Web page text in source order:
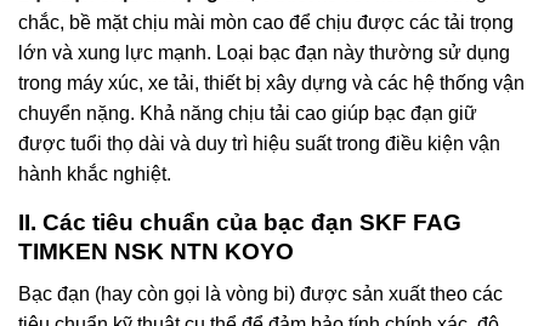
chắc, bề mặt chịu mài mòn cao để chịu được các tải trọng
lớn và xung lực mạnh. Loại bạc đạn này thường sử dụng
trong máy xúc, xe tải, thiết bị xây dựng và các hệ thống vận
chuyển nặng. Khả năng chịu tải cao giúp bạc đạn giữ
được tuổi thọ dài và duy trì hiệu suất trong điều kiện vận
hành khắc nghiệt.
II. Các tiêu chuẩn của bạc đạn SKF FAG
TIMKEN NSK NTN KOYO
Bạc đạn (hay còn gọi là vòng bi) được sản xuất theo các